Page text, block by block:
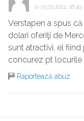
la 05.05.2024, 18:49
Verstapen a spus
dolari oferiţi de
sunt atractivi, el
concurez pt
Raportează abuz